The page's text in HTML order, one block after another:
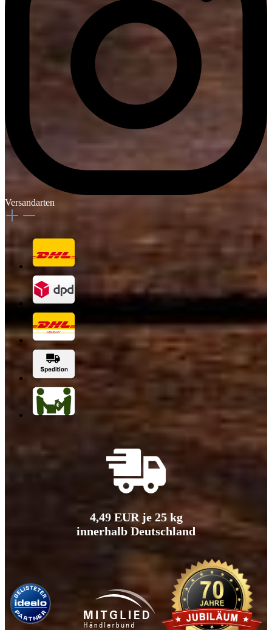
Versandarten
4,49 EUR je 25 kg
innerhalb Deutschland